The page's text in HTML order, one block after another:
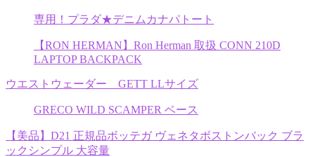
専用！プラダ★デニムカナパトート
【RON HERMAN】Ron Herman 取扱 CONN 210D
LAPTOP BACKPACK
ウエストウェーダー GETT LLサイズ
GRECO WILD SCAMPER ベース
【美品】D21 正規品ボッテガ ヴェネタボストンバック ブラ
ックシンプル 大容量